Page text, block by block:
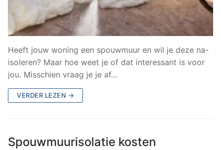
Heeft jouw woning een spouwmuur en wil je deze na-
isoleren? Maar hoe weet je of dat interessant is voor
jou. Misschien vraag je je af…
VERDER LEZEN →
Spouwmuurisolatie kosten